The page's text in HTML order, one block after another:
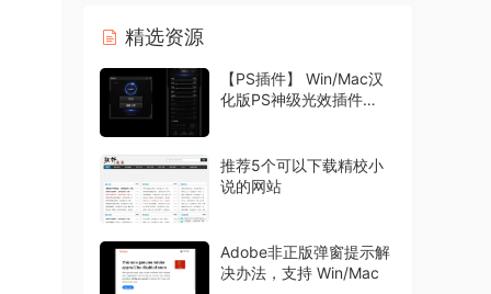
精选资源
【PS插件】 Win/Mac汉
化版PS神级光效插件
推荐5个可以下载精校小
说的网站
Adobe非正版弹窗提示解
决办法，支持 Win/Mac